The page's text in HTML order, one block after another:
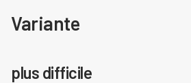
Variante
plus difficile